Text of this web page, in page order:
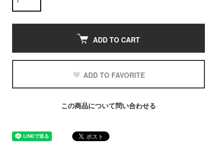
ADD TO CART
ADD TO FAVORITE
この商品について問い合わせる